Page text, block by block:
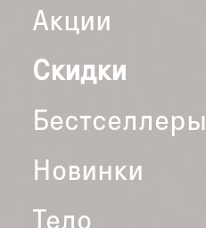
Акции
Скидки
Бестселлеры
Новинки
Тело